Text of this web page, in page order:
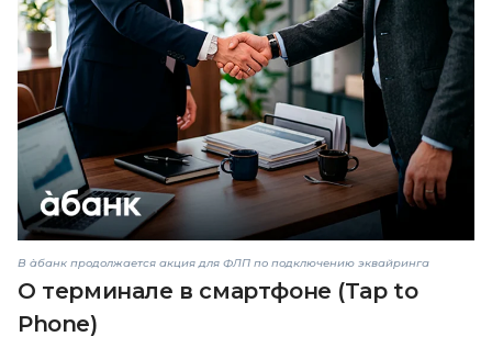
В àбанк продолжается акция для ФЛП по подключению эквайринга
О терминале в смартфоне (Tap to
Phone)